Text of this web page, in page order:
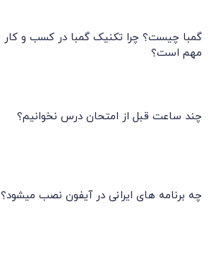
گمبا چیست؟ چرا تکنیک گمبا در کسب و کار
مهم است؟
چند ساعت قبل از امتحان درس نخوانیم؟
چه برنامه های ایرانی در آیفون نصب میشود؟